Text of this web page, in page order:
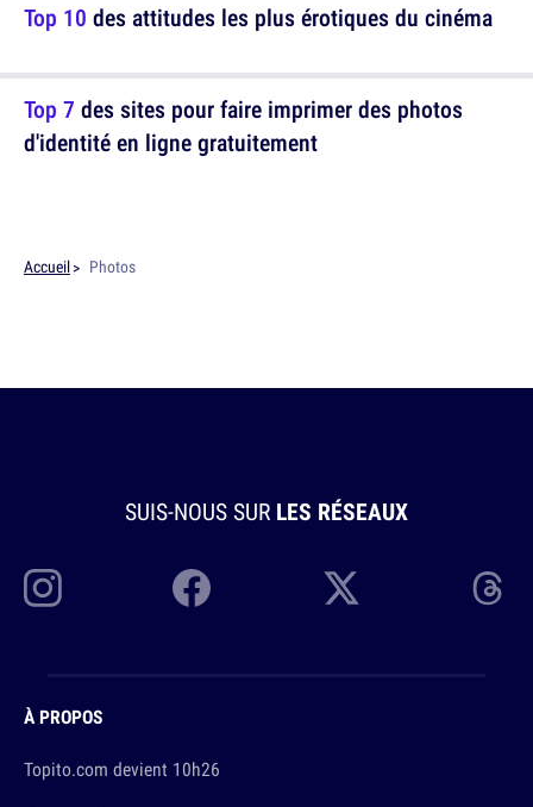
Top 10 des attitudes les plus érotiques du cinéma
Top 7 des sites pour faire imprimer des photos
d'identité en ligne gratuitement
Accueil Photos
SUIS-NOUS SUR LES RÉSEAUX
À PROPOS
Topito.com devient 10h26